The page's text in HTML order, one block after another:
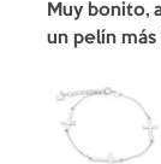
Muy bonito,
un pelín más